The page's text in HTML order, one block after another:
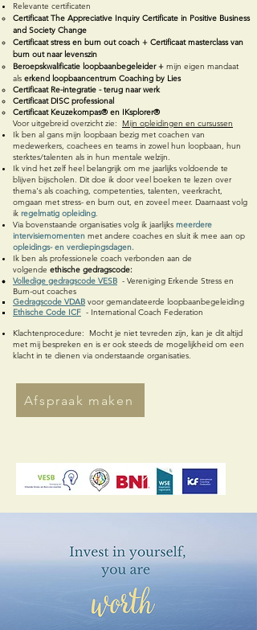
Relevante certificaten
Certificaat The Appreciative Inquiry Certificate in Positive Business
and Society Change
Certificaat stress en burn out coach + Certificaat masterclass van
burn out naar levenszin
Beroepskwalificatie loopbaanbegeleider + mijn eigen mandaat
als erkend loopbaancentrum Coaching by Lies
Certificaat Re-integratie - terug naar werk
Certificaat DISC professional
Certificaat Keuzekompas® en IKsplorer®
Voor uitgebreid overzicht zie: Mijn opleidingen en cursussen
Ik ben al gans mijn loopbaan bezig met coachen van
medewerkers, coachees en teams in zowel hun loopbaan, hun
sterktes/talenten als in hun mentale welzijn.
Ik vind het zelf heel belangrijk om me jaarlijks voldoende te
blijven bijscholen. Dit doe ik door veel boeken te lezen over
thema's als coaching, competenties, talenten, veerkracht,
omgaan met stress- en burn out, en zoveel meer. Daarnaast volg
ik regelmatig opleiding.
Via bovenstaande organisaties volg ik jaarlijks meerdere
intervisiemomenten met andere coaches en sluit ik mee aan op
opleidings- en verdiepingsdagen.
Ik ben als professionele coach verbonden aan de
volgende ethische gedragscode:
Volledige gedragscode VESB - Vereniging Erkende Stress en
Burn-out coaches
Gedragscode VDAB voor gemandateerde loopbaanbegeleiding
Ethische Code ICF - International Coach Federation
Klachtenprocedure: Mocht je niet tevreden zijn, kan je dit altijd
met mij bespreken en is er ook steeds de mogelijkheid om een
klacht in te dienen via onderstaande organisaties.
Afspraak maken